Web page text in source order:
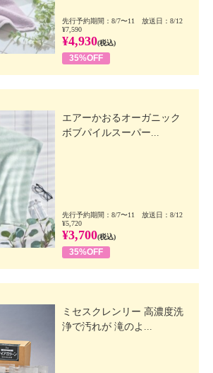
先行予約期間：8/7〜11 放送日：8/12
¥7,590
¥4,930(税込)
35%OFF
エアーかおるオーガニック
ボブパイルスーパー...
先行予約期間：8/7〜11 放送日：8/12
¥5,720
¥3,700(税込)
35%OFF
ミセスクレンリー 高濃度洗
浄で汚れが 滝のよ...